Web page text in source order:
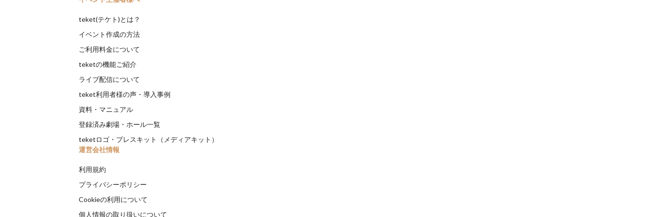
teket(テケト)とは？
イベント作成の方法
ご利用料金について
teketの機能ご紹介
ライブ配信について
teket利用者様の声・導入事例
資料・マニュアル
登録済み劇場・ホール一覧
teketロゴ・プレスキット（メディアキット）
運営会社情報
利用規約
プライバシーポリシー
Cookieの利用について
個人情報の取り扱いについて